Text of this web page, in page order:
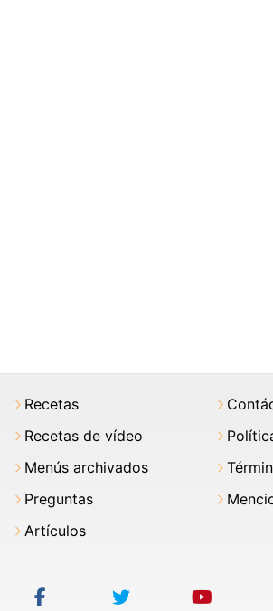
Recetas
Recetas de vídeo
Menús archivados
Preguntas
Artículos
facebook twitter